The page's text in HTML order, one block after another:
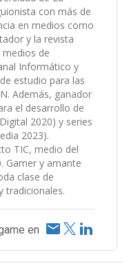
con más de
en medios como
y la revista
medios de
Informático y
estudio para las
Además, ganador
el desarrollo de
2020) y series
2023).
TIC, medio del
Gamer y amante
clase de
tradicionales.
en